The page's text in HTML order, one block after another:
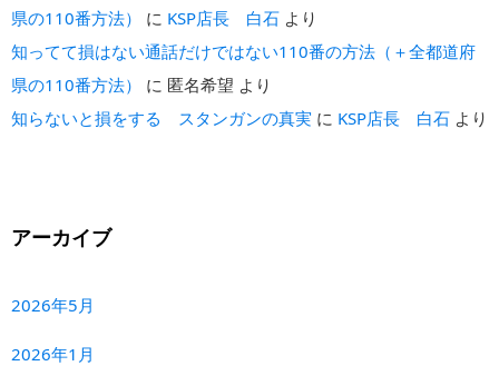
県の110番方法）
に KSP店長 白石 より
知ってて損はない通話だけではない110番の方法（＋全都道府
県の110番方法）
に 匿名希望 より
知らないと損をする スタンガンの真実 に KSP店長 白石 より
アーカイブ
2026年5月
2026年1月